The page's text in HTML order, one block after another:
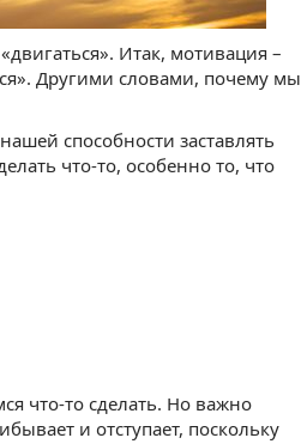
Итак, мотивация –
Другими словами, почему мы
способности заставлять
что-то, особенно то, что
что-то сделать. Но важно
и отступает, поскольку